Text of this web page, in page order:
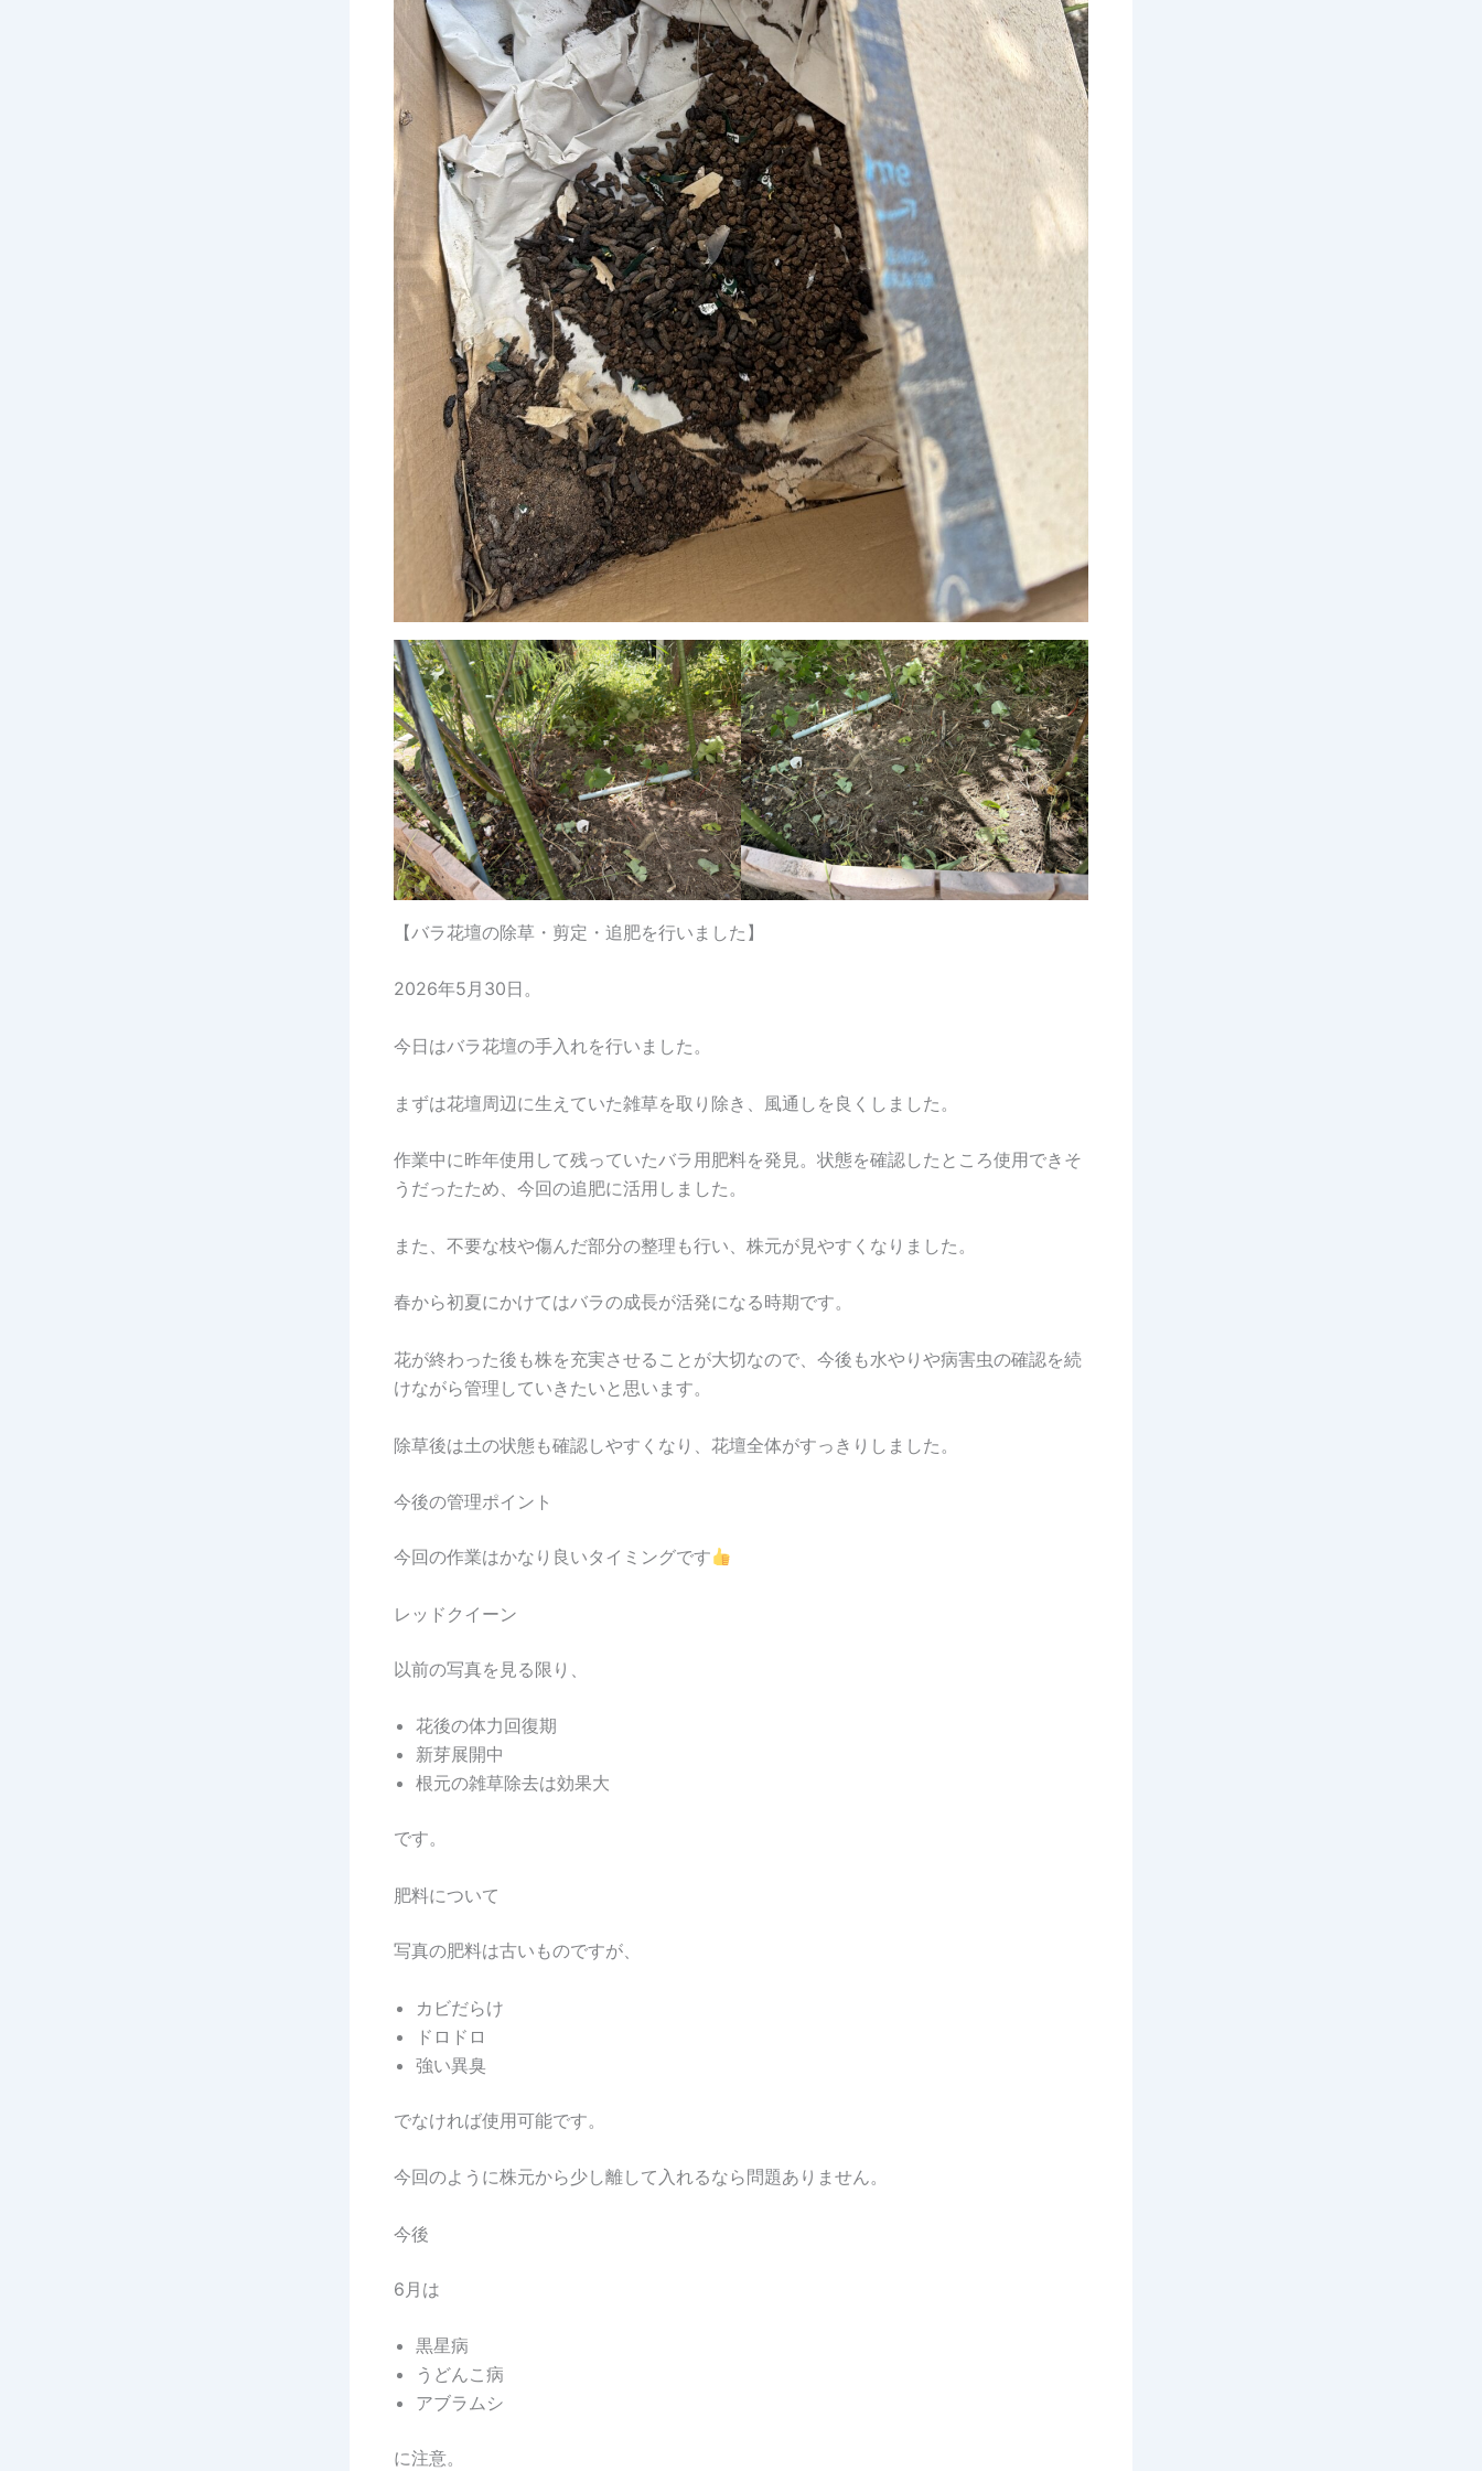
【バラ花壇の除草・剪定・追肥を行いました】
2026年5月30日。
今日はバラ花壇の手入れを行いました。
まずは花壇周辺に生えていた雑草を取り除き、風通しを良くしました。
作業中に昨年使用して残っていたバラ用肥料を発見。状態を確認したところ使用できそ
うだったため、今回の追肥に活用しました。
また、不要な枝や傷んだ部分の整理も行い、株元が見やすくなりました。
春から初夏にかけてはバラの成長が活発になる時期です。
花が終わった後も株を充実させることが大切なので、今後も水やりや病害虫の確認を続
けながら管理していきたいと思います。
除草後は土の状態も確認しやすくなり、花壇全体がすっきりしました。
今後の管理ポイント
今回の作業はかなり良いタイミングです
レッドクイーン
以前の写真を見る限り、
花後の体力回復期
新芽展開中
根元の雑草除去は効果大
です。
肥料について
写真の肥料は古いものですが、
カビだらけ
ドロドロ
強い異臭
でなければ使用可能です。
今回のように株元から少し離して入れるなら問題ありません。
今後
6月は
黒星病
うどんこ病
アブラムシ
に注意。